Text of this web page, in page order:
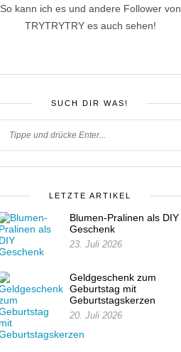
So kann ich es und andere Follower von
TRYTRYTRY es auch sehen!
SUCH DIR WAS!
LETZTE ARTIKEL
Blumen-Pralinen als DIY
Geschenk
23. Juli 2026
Geldgeschenk zum
Geburtstag mit
Geburtstagskerzen
20. Juli 2026